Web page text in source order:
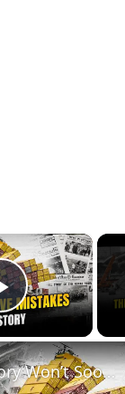
×
Play
History Won’t Soon Forget These Expensive Mistakes | 12am News